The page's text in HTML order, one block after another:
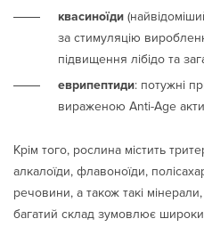
квасиноїди
за стимуляцію
підвищення лібідо та
еврипептиди: потужні
вираженою Anti-Age
Крім того, рослина містить
алкалоїди, флавоноїди,
речовини, а також такі
багатий склад зумовлює